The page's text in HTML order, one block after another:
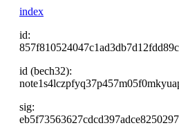
index
id:
id (bech32):
sig: